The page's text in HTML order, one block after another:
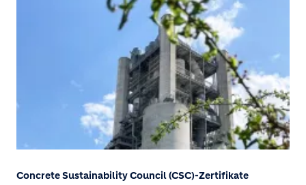
Concrete Sustainability Council (CSC)-Zertifikate